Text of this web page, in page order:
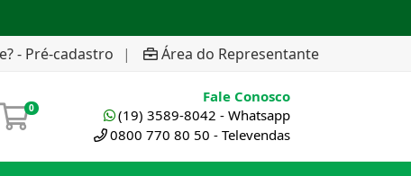
- Pré-cadastro | Área do Representante
0
Fale Conosco
(19) 3589-8042 - Whatsapp
0800 770 80 50 - Televendas